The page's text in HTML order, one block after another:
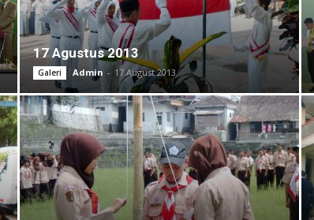
17 Agustus 2013
Galeri Admin - 17 August 2013